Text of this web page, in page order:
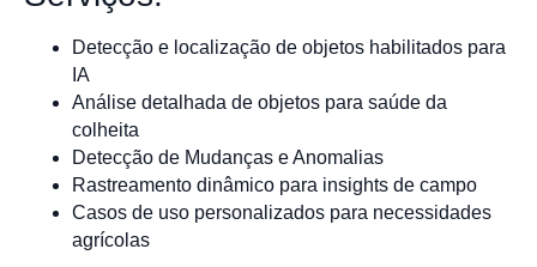
Detecção e localização de objetos habilitados para
IA
Análise detalhada de objetos para saúde da
colheita
Detecção de Mudanças e Anomalias
Rastreamento dinâmico para insights de campo
Casos de uso personalizados para necessidades
agrícolas